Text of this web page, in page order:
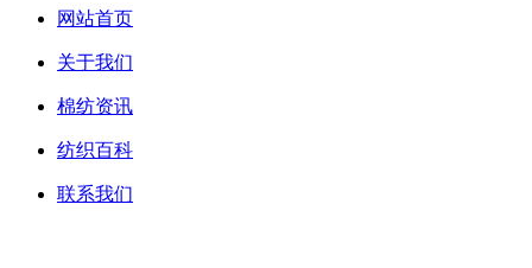
网站首页
关于我们
棉纺资讯
纺织百科
联系我们